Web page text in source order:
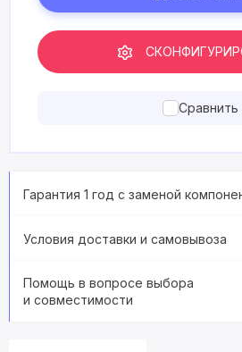
Сравнить
Гарантия 1 год с заменой
Условия доставки и самовывоза
Помощь в вопросе выбора
и совместимости